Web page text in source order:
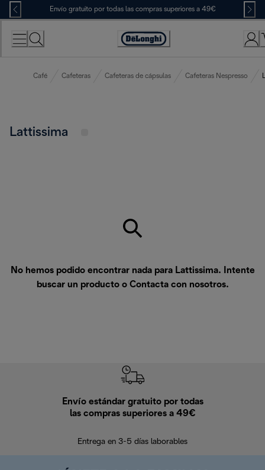
Skip
to
Content
Envío gratuito por todas las compras superiores a 49€
Accessibility
Café Cafeteras Cafeteras de cápsulas Cafeteras Nespresso
Lattissima
No hemos podido encontrar nada para Lattissima. Intente
buscar un producto o Contacta con nosotros.
Envío estándar gratuito por todas
las compras superiores a 49€
Entrega en 3-5 días laborables